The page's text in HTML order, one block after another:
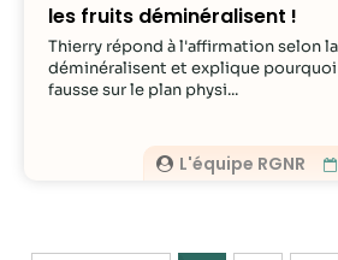
les fruits déminéralisent !
L'équipe RGNR
Thierry répond à l'affirmation selon
déminéralisent et explique
fausse sur le plan physi...